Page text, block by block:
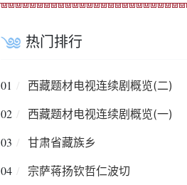
热门排行
01 西藏题材电视连续剧概览(二)
02 西藏题材电视连续剧概览(一)
03 甘肃省藏族乡
04 宗萨蒋扬钦哲仁波切